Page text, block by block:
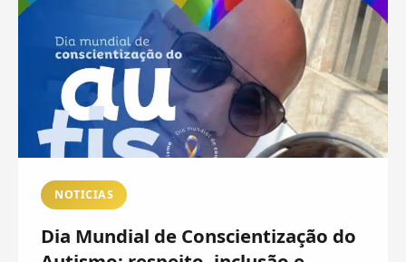
NOTICIAS
Dia Mundial de Conscientização do